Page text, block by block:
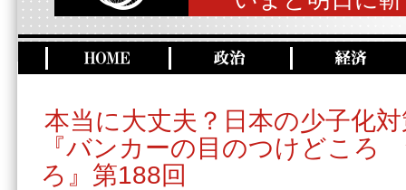
本当に大丈夫？日本の少子化
『バンカーの目のつけどころ
ろ』第188回